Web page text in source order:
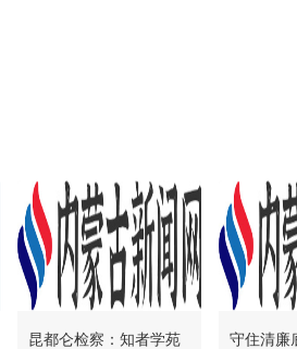
昆都仑检察：知者学苑 守住清廉